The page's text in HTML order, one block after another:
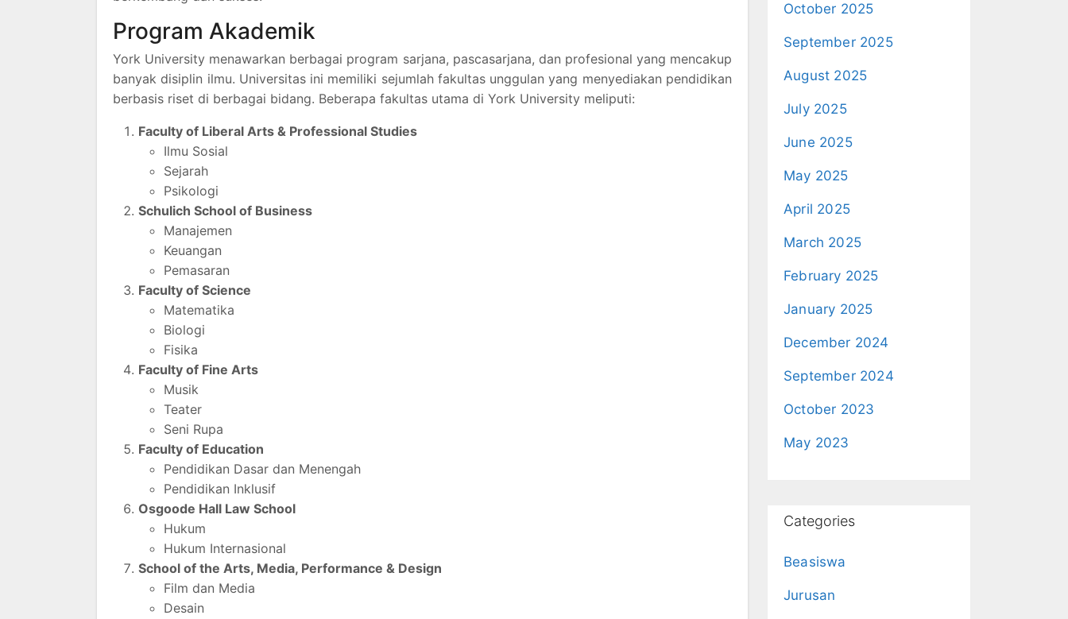
Program Akademik
York University menawarkan berbagai program sarjana, pascasarjana, dan profesional yang mencakup
banyak disiplin ilmu. Universitas ini memiliki sejumlah fakultas unggulan yang menyediakan pendidikan
berbasis riset di berbagai bidang. Beberapa fakultas utama di York University meliputi:
Faculty of Liberal Arts & Professional Studies
Ilmu Sosial
Sejarah
Psikologi
Schulich School of Business
Manajemen
Keuangan
Pemasaran
Faculty of Science
Matematika
Biologi
Fisika
Faculty of Fine Arts
Musik
Teater
Seni Rupa
Faculty of Education
Pendidikan Dasar dan Menengah
Pendidikan Inklusif
Osgoode Hall Law School
Hukum
Hukum Internasional
School of the Arts, Media, Performance & Design
Film dan Media
Desain
October 2025
September 2025
August 2025
July 2025
June 2025
May 2025
April 2025
March 2025
February 2025
January 2025
December 2024
September 2024
October 2023
May 2023
Categories
Beasiswa
Jurusan